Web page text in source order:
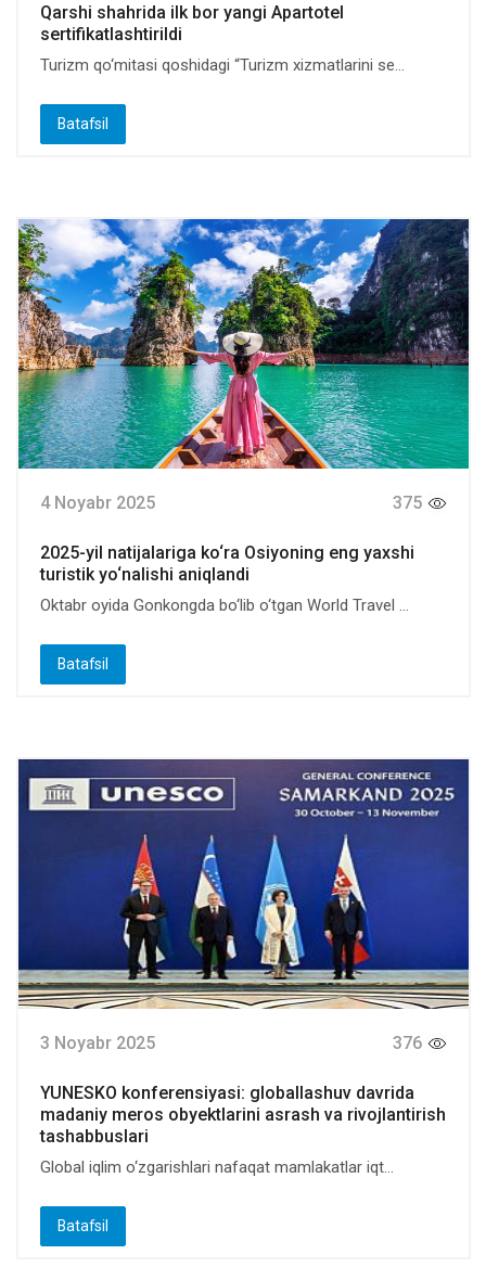
Qarshi shahrida ilk bor yangi Apartotel
sertifikatlashtirildi
Turizm qo‘mitasi qoshidagi “Turizm xizmatlarini se...
Batafsil
4 Noyabr 2025 375
2025-yil natijalariga ko‘ra Osiyoning eng yaxshi
turistik yo‘nalishi aniqlandi
Oktabr oyida Gonkongda bo‘lib o‘tgan World Travel ...
Batafsil
3 Noyabr 2025 376
YUNESKO konferensiyasi: globallashuv davrida
madaniy meros obyektlarini asrash va rivojlantirish
tashabbuslari
Global iqlim o‘zgarishlari nafaqat mamlakatlar iqt...
Batafsil